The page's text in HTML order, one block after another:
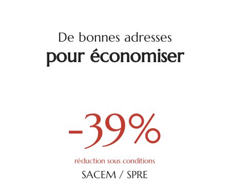
De bonnes adresses
pour économiser
-39%
réduction sous conditions
SACEM / SPRE